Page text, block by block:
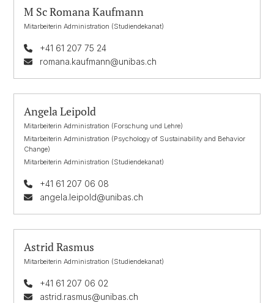
M Sc Romana Kaufmann
Mitarbeiterin Administration (Studiendekanat)
+41 61 207 75 24
romana.kaufmann@unibas.ch
Angela Leipold
Mitarbeiterin Administration (Forschung und Lehre)
Mitarbeiterin Administration (Psychology of Sustainability and Behavior
Change)
Mitarbeiterin Administration (Studiendekanat)
+41 61 207 06 08
angela.leipold@unibas.ch
Astrid Rasmus
Mitarbeiterin Administration (Studiendekanat)
+41 61 207 06 02
astrid.rasmus@unibas.ch